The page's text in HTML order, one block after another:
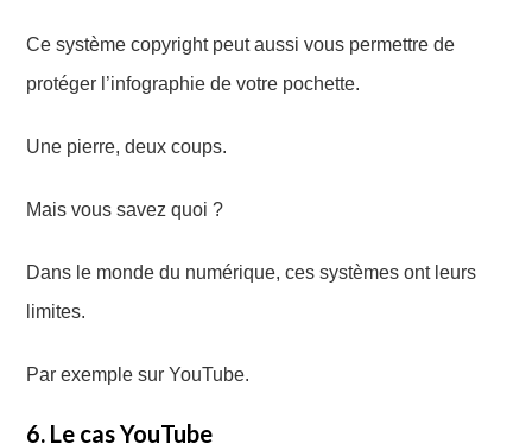
Ce système copyright peutaussivous permettre de
protéger l’infographie de votre pochette.
Une pierre, deux coups.
Mais vous savez quoi ?
Dans le monde du numérique, ces systèmes ont leurs
limites.
Par exemple sur YouTube.
6. Le cas YouTube